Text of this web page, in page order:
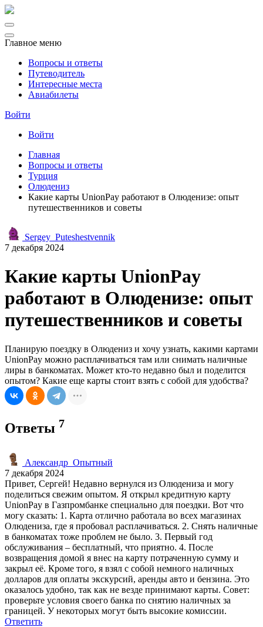
Главное меню
Вопросы и ответы
Путеводитель
Интересные места
Авиабилеты
Войти
Войти
Главная
Вопросы и ответы
Турция
Олюдениз
Какие карты UnionPay работают в Олюденизе: опыт
путешественников и советы
Sergey_Puteshestvennik
7 декабря 2024
Какие карты UnionPay
работают в Олюденизе: опыт
путешественников и советы
Планирую поездку в Олюдениз и хочу узнать, какими картами
UnionPay можно расплачиваться там или снимать наличные
лиры в банкоматах. Может кто-то недавно был и поделится
опытом? Какие еще карты стоит взять с собой для удобства?
Ответы 7
Александр_Опытный
7 декабря 2024
Привет, Сергей! Недавно вернулся из Олюдениза и могу
поделиться свежим опытом. Я открыл кредитную карту
UnionPay в Газпромбанке специально для поездки. Вот что
могу сказать: 1. Карта отлично работала во всех магазинах
Олюдениза, где я пробовал расплачиваться. 2. Снять наличные
в банкоматах тоже проблем не было. 3. Первый год
обслуживания – бесплатный, что приятно. 4. После
возвращения домой я внес на карту потраченную сумму и
закрыл её. Кроме того, я взял с собой немного наличных
долларов для оплаты экскурсий, аренды авто и бензина. Это
оказалось удобно, так как не везде принимают карты. Совет:
проверьте условия своего банка по снятию наличных за
границей. У некоторых могут быть высокие комиссии.
Ответить